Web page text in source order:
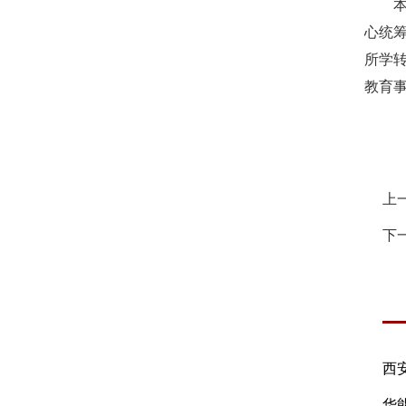
心统
所学
教育
上
下